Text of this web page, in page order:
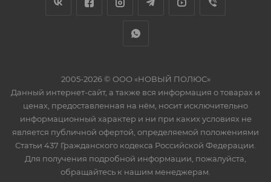
2005-2026 © ООО «НОВЫЙ ПОЛЮС»
Данный интернет-сайт, а также вся информация о товарах и
ценах, предоставленная на нём, носит исключительно
информационный характер и ни при каких условиях не
является публичной офертой, определяемой положениями
Статьи 437 Гражданского кодекса Российской Федерации.
Для получения подробной информации, пожалуйста,
обращайтесь к нашим менеджерам.